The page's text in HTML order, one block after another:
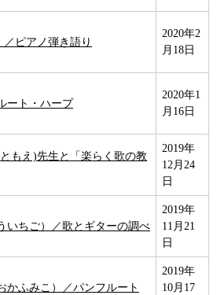
ピアノ弾き語り
2020年2
月18日
ート・ハープ
2020年1
月16日
もえ)先生と「楽らく歌の教
2019年
12月24
日
いちご）／歌とギターの調べ
2019年
11月21
日
かふみこ）／パンフルート
2019年
10月17